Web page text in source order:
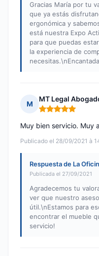
Gracias María por tu
que ya estás
ergonómica y
está nuestra Expo
para que puedas
la experiencia de
M
MT Legal
Nota: 5 de 5
Publicado el 28/09/2021 à
Muy bien servicio. Muy
Respuesta de La
Publicada el 27/09/2021
Agradecemos tu
ver que nuestro
útil.\nEstamos para
encontrar el mueble
servicio!